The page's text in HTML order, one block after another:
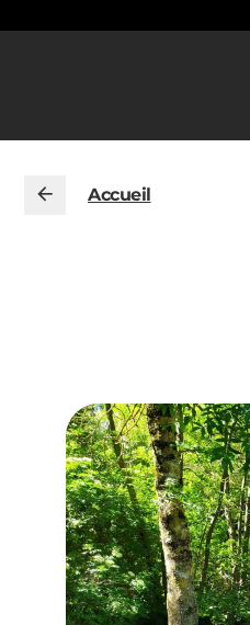
Accueil